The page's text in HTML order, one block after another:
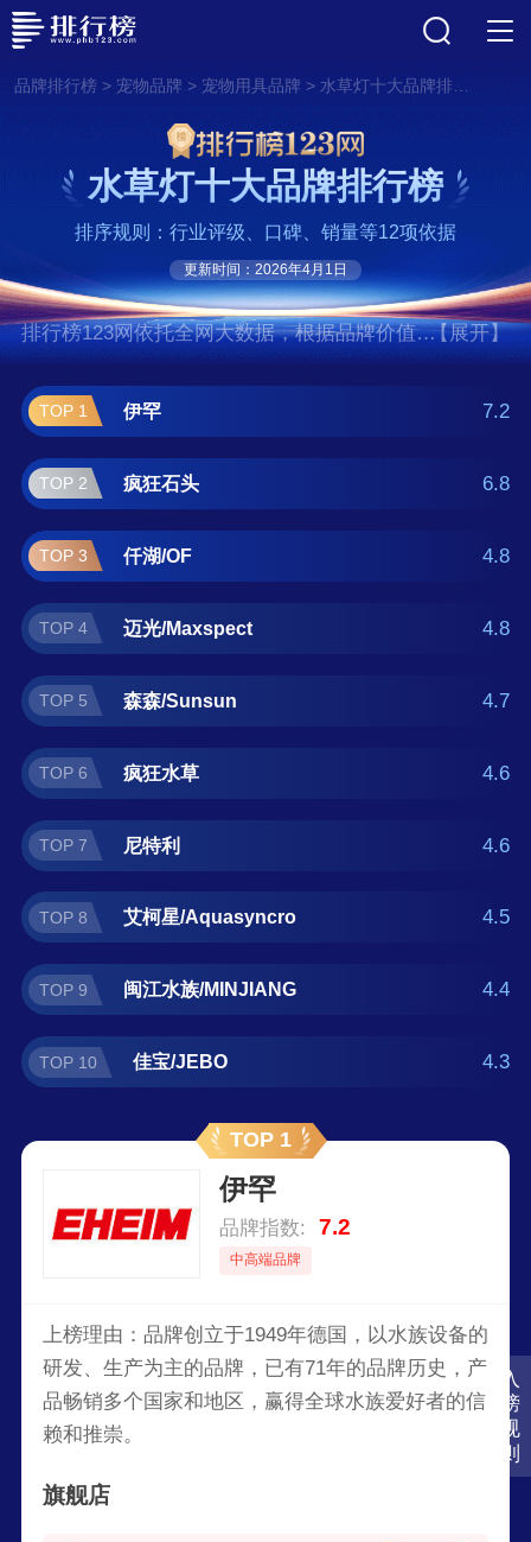
品牌排行榜> 宠物品牌 > 宠物用具品牌 > 水草灯十大品牌排行榜
入
榜
规
则
水草灯十大品牌排行榜
排序规则：行业评级、口碑、销量等12项依据
更新时间：2026年4月1日
排行榜123网依托全网大数据，根据品牌价值、
口碑评价等多项指数评选出了水草灯十大品牌
排行榜,前十名分别是伊罕、疯狂石头、仟
湖/OF、迈光/Maxspect、森森/Sunsun、疯狂
水草、尼特利、艾柯星/Aquasyncro、闽江水
族/MINJIANG、佳宝/JEBO。如果您正在查找
水草灯什么牌子好？那么本水草灯十大品牌榜
单可供您作为选购参考，我们致力于用最真实
的用户数据推荐口碑最好的水草灯品牌，让您
选得放心。(榜单每月更新一次)
【展开】
TOP 1 伊罕 7.2
TOP 2 疯狂石头 6.8
TOP 3 仟湖/OF 4.8
TOP 4 迈光/Maxspect 4.8
TOP 5 森森/Sunsun 4.7
TOP 6 疯狂水草 4.6
TOP 7 尼特利 4.6
TOP 8 艾柯星/Aquasyncro 4.5
TOP 9 闽江水族/MINJIANG 4.4
TOP 10 佳宝/JEBO 4.3
TOP 1
伊罕
品牌指数: 7.2
中高端品牌
上榜理由：品牌创立于1949年德国，以水族设备的
研发、生产为主的品牌，已有71年的品牌历史，产
品畅销多个国家和地区，赢得全球水族爱好者的信
赖和推崇。
旗舰店